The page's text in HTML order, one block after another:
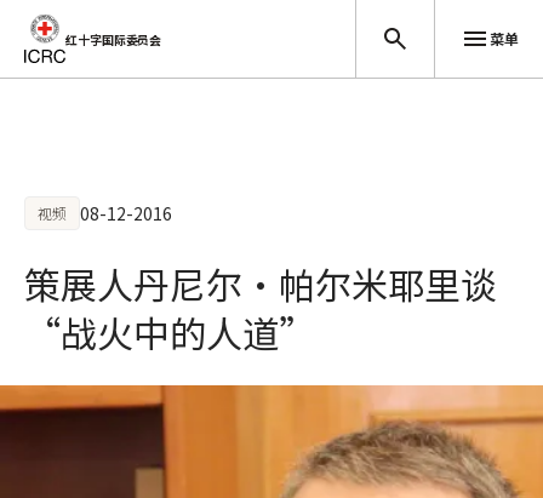
红十字国际委员会 菜单
视频 08-12-2016
策展人丹尼尔•帕尔米耶里谈
“战火中的人道”